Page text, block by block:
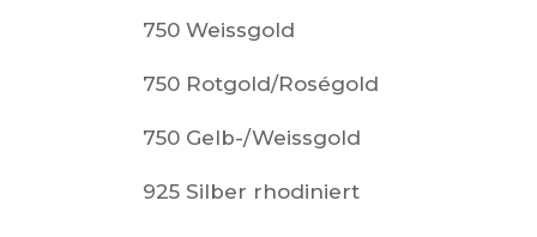
750 Weissgold
750 Rotgold/Roségold
750 Gelb-/Weissgold
925 Silber rhodiniert